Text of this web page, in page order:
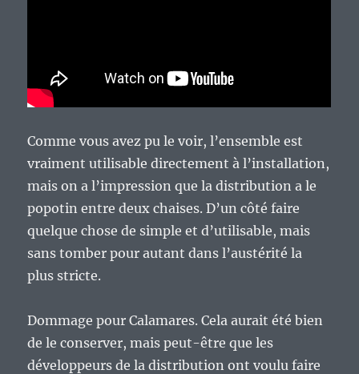
Comme vous avez pu le voir, l’ensemble est
vraiment utilisable directement à l’installation,
mais on a l’impression que la distribution a le
popotin entre deux chaises. D’un côté faire
quelque chose de simple et d’utilisable, mais
sans tomber pour autant dans l’austérité la
plus stricte.
Dommage pour Calamares. Cela aurait été bien
de le conserver, mais peut-être que les
développeurs de la distribution ont voulu faire